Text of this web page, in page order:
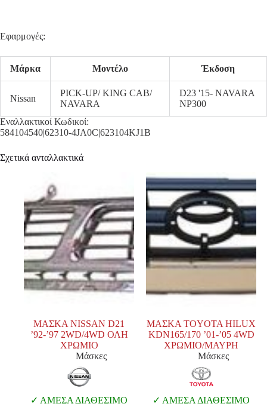
Εφαρμογές:
Μάρκα Μοντέλο Έκδοση
Nissan
PICK-UP/ KING CAB/
NAVARA
D23 '15- NAVARA
NP300
Εναλλακτικοί Κωδικοί:
584104540|62310-4JA0C|623104KJ1B
Σχετικά ανταλλακτικά
ΜΑΣΚΑ NISSAN D21
’92-’97 2WD/4WD ΟΛΗ
ΧΡΩΜΙΟ
Μάσκες
ΑΜΕΣΑ ΔΙΑΘΕΣΙΜΟ
ΜΑΣΚΑ TOYOTA HILUX
KDN165/170 ’01-’05 4WD
ΧΡΩΜΙΟ/ΜΑΥΡΗ
Μάσκες
ΑΜΕΣΑ ΔΙΑΘΕΣΙΜΟ